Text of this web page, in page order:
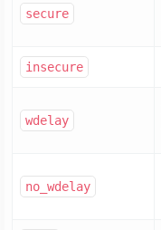
secure
insecure
wdelay
no_wdelay